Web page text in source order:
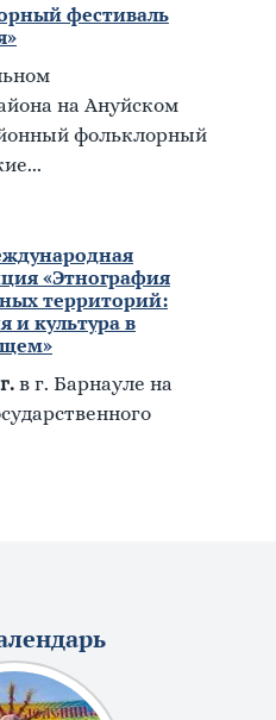
фестиваль
на Ануйском
фольклорный
«Этнография
территорий:
и культура в
в г. Барнауле на